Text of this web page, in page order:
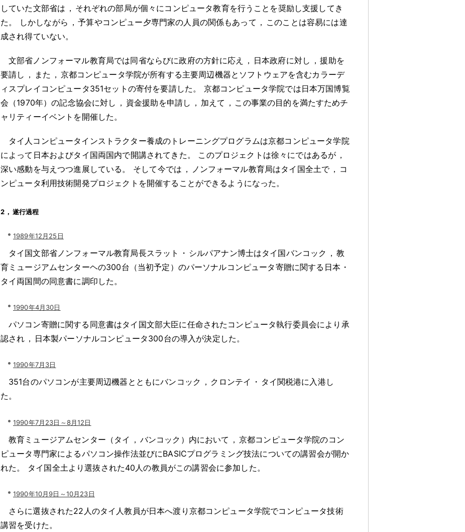
していた文部省は ， それぞれの部局が個々にコンピュータ教育を行うことを奨励し支援してき
た 。 しかしながら ， 予算やコンピュー夕専門家の人員の関係もあって ， このことは容易には達
成され得ていない。
文部省ノンフォーマル教育局では同省ならびに政府の方針に応え ， 日本政府に対し ， 援助を
要請し ， また ， 京都コンピュータ学院が所有する主要周辺機器とソフトウェアを含むカラーデ
ィスプレイコンピュータ351セットの寄付を要請した 。
京都コンピュータ学院では日本万国博覧
会（1970年）の記念協会に対し ， 資金援助を申請し ， 加えて ， この事業の目的を満たすためチ
ャリティーイベントを開催した 。
タイ人コンピュータインストラクター養成のトレーニングプログラムは京都コンピュータ学院
によって日本およびタイ国両国内で開講されてきた 。 このプロジェクトは徐々にではあるが ，
深い感動を与えつつ進展している 。 そして今では ， ノンフォーマル教育局はタイ国全土で ， コ
ンピュータ利用技術開発プロジェクトを開催することができるようになった 。
2 ， 遂行過程
1989年12月25日
タイ国文部省ノンフォーマル教育局長スラット ・ シルパアナン博士はタイ国バンコック ， 教
育ミュージアムセンターヘの300台（当初予定）のパーソナルコンピュータ寄贈に関する日本 ・
タイ両国間の同意書に調印した 。
1990年4月30日
パソコン寄贈に関する同意書はタイ国文部大臣に任命されたコンピュータ執行委員会により承
認され ， 日本製パーソナルコンピュータ300台の導入が決定した。
1990年7月3日
351台のパソコンが主要周辺機器とともにバンコック ， クロンテイ ・ タイ関税港に入港し
た。
1990年7月23日～8月12日
教育ミュージアムセンター（タイ ， バンコック）内において ， 京都コンピュータ学院のコン
ピュータ専門家によるパソコン操作法並びにBASICプログラミング技法についての講習会が開か
れた 。 タイ国全土より選抜された40人の教員がこの講習会に参加した 。
1990年10月9日～10月23日
さらに選抜された22人のタイ人教員が日本へ渡り京都コンピュータ学院でコンピュータ技術
講習を受けた 。